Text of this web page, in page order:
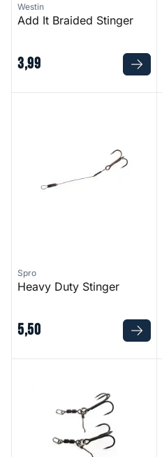
Westin
Add It Braided Stinger
3,99
Spro
Heavy Duty Stinger
5,50